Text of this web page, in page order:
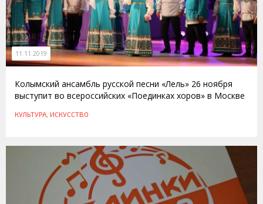
11.11.2019
Колымский ансамбль русской песни «Лель» 26 ноября
выступит во всероссийских «Поединках хоров» в Москве
КУЛЬТУРА, ИСКУССТВО